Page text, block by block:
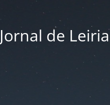
Jornal de Leiria